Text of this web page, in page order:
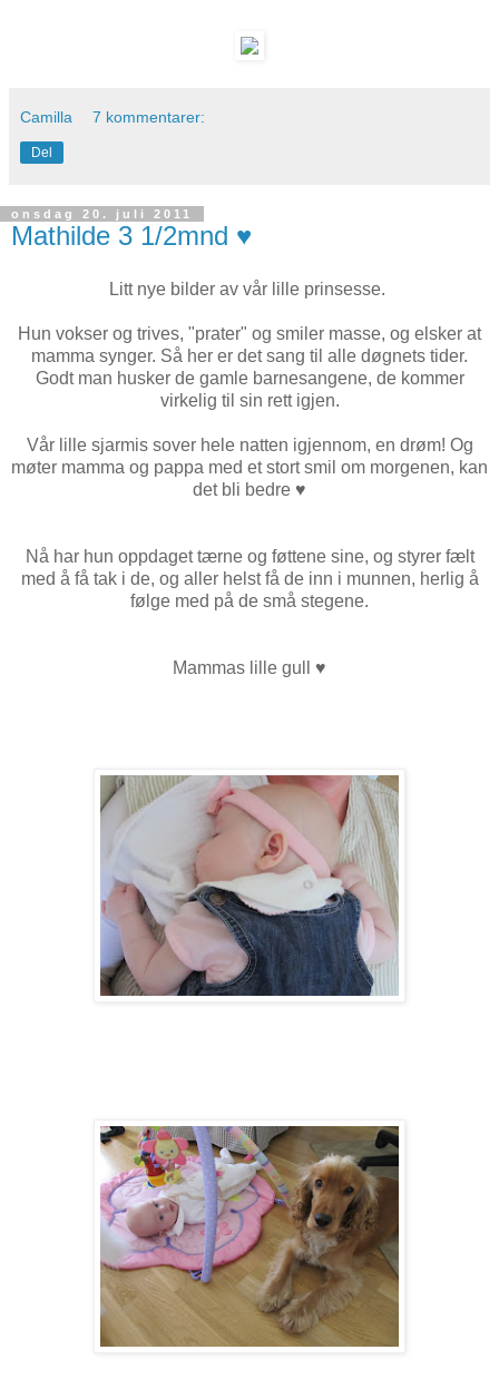
Camilla 7 kommentarer:
Del
onsdag 20. juli 2011
Mathilde 3 1/2mnd ♥
Litt nye bilder av vår lille prinsesse.
Hun vokser og trives, "prater" og smiler masse, og elsker at
mamma synger. Så her er det sang til alle døgnets tider.
Godt man husker de gamle barnesangene, de kommer
virkelig til sin rett igjen.
Vår lille sjarmis sover hele natten igjennom, en drøm! Og
møter mamma og pappa med et stort smil om morgenen, kan
det bli bedre ♥
Nå har hun oppdaget tærne og føttene sine, og styrer fælt
med å få tak i de, og aller helst få de inn i munnen, herlig å
følge med på de små stegene.
Mammas lille gull ♥